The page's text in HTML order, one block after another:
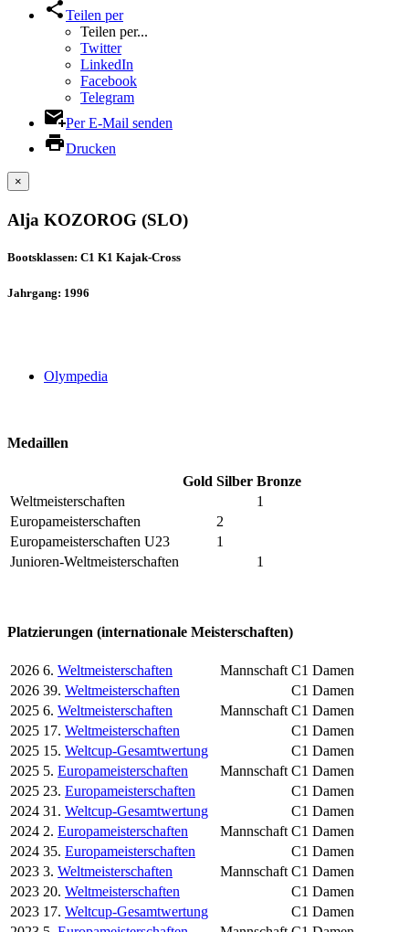
Teilen per
Teilen per...
Twitter
LinkedIn
Facebook
Telegram
Per E-Mail senden
Drucken
×
Alja KOZOROG (SLO)
Bootsklassen: C1 K1 Kajak-Cross
Jahrgang: 1996
Olympedia
Medaillen
Gold Silber Bronze
Weltmeisterschaften
1
Europameisterschaften
2
Europameisterschaften U23
1
Junioren-Weltmeisterschaften
1
Platzierungen (internationale Meisterschaften)
2026 6. Weltmeisterschaften Mannschaft C1 Damen
2026 39. Weltmeisterschaften
C1 Damen
2025 6. Weltmeisterschaften Mannschaft C1 Damen
2025 17. Weltmeisterschaften
C1 Damen
2025 15. Weltcup-Gesamtwertung
C1 Damen
2025 5. Europameisterschaften Mannschaft C1 Damen
2025 23. Europameisterschaften
C1 Damen
2024 31. Weltcup-Gesamtwertung
C1 Damen
2024 2. Europameisterschaften Mannschaft C1 Damen
2024 35. Europameisterschaften
C1 Damen
2023 3. Weltmeisterschaften Mannschaft C1 Damen
2023 20. Weltmeisterschaften
C1 Damen
2023 17. Weltcup-Gesamtwertung
C1 Damen